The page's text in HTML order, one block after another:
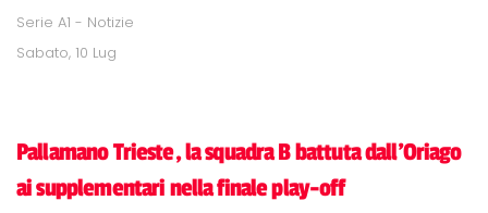
Serie A1 - Notizie
Sabato, 10 Lug
Pallamano Trieste, la squadra B battuta dall'Oriago
ai supplementari nella finale play-off